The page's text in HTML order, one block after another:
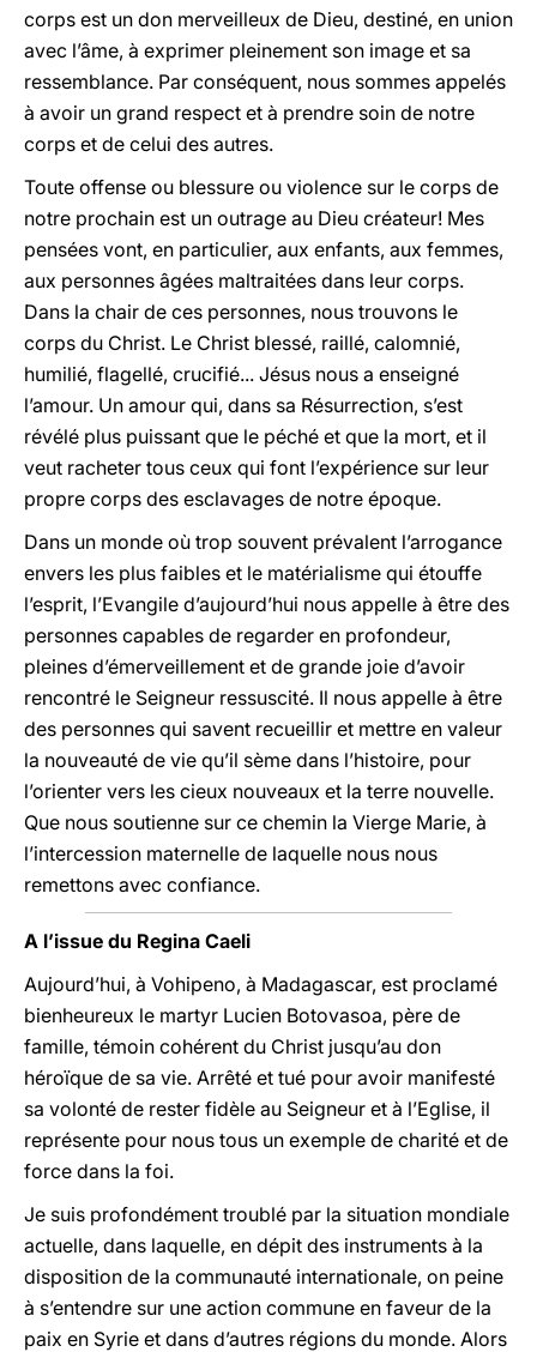
corps est un don merveilleux de Dieu, destiné, en union
avec l’âme, à exprimer pleinement son image et sa
ressemblance. Par conséquent, nous sommes appelés
à avoir un grand respect et à prendre soin de notre
corps et de celui des autres.
Toute offense ou blessure ou violence sur le corps de
notre prochain est un outrage au Dieu créateur! Mes
pensées vont, en particulier, aux enfants, aux femmes,
aux personnes âgées maltraitées dans leur corps.
Dans la chair de ces personnes, nous trouvons le
corps du Christ. Le Christ blessé, raillé, calomnié,
humilié, flagellé, crucifié... Jésus nous a enseigné
l’amour. Un amour qui, dans sa Résurrection, s’est
révélé plus puissant que le péché et que la mort, et il
veut racheter tous ceux qui font l’expérience sur leur
propre corps des esclavages de notre époque.
Dans un monde où trop souvent prévalent l’arrogance
envers les plus faibles et le matérialisme qui étouffe
l’esprit, l’Evangile d’aujourd’hui nous appelle à être des
personnes capables de regarder en profondeur,
pleines d’émerveillement et de grande joie d’avoir
rencontré le Seigneur ressuscité. Il nous appelle à être
des personnes qui savent recueillir et mettre en valeur
la nouveauté de vie qu’il sème dans l’histoire, pour
l’orienter vers les cieux nouveaux et la terre nouvelle.
Que nous soutienne sur ce chemin la Vierge Marie, à
l’intercession maternelle de laquelle nous nous
remettons avec confiance.
A l’issue du Regina Caeli
Aujourd’hui, à Vohipeno, à Madagascar, est proclamé
bienheureux le martyr Lucien Botovasoa, père de
famille, témoin cohérent du Christ jusqu’au don
héroïque de sa vie. Arrêté et tué pour avoir manifesté
sa volonté de rester fidèle au Seigneur et à l’Eglise, il
représente pour nous tous un exemple de charité et de
force dans la foi.
Je suis profondément troublé par la situation mondiale
actuelle, dans laquelle, en dépit des instruments à la
disposition de la communauté internationale, on peine
à s’entendre sur une action commune en faveur de la
paix en Syrie et dans d’autres régions du monde. Alors